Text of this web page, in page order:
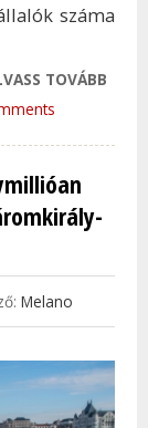
száma
TOVÁBB
Melano